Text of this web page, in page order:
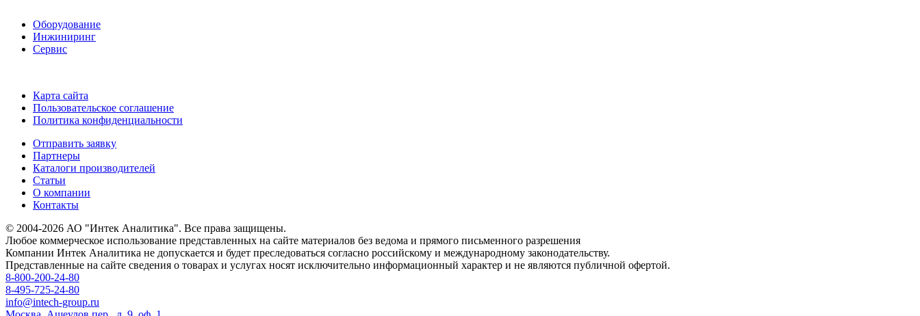
Оборудование
Инжиниринг
Сервис
Карта сайта
Пользовательское соглашение
Политика конфиденциальности
Отправить заявку
Партнеры
Каталоги производителей
Статьи
О компании
Контакты
© 2004-2026 АО "Интек Аналитика". Все права защищены.
Любое коммерческое использование представленных на сайте материалов без ведома и прямого письменного разрешения
Компании Интек Аналитика не допускается и будет преследоваться согласно российскому и международному законодательству.
Представленные на сайте сведения о товарах и услугах носят исключительно информационный характер и не являются публичной офертой.
8-800-200-24-80
8-495-725-24-80
info@intech-group.ru